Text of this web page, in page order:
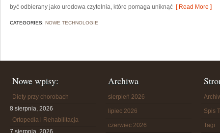
być odbierany jako urodowa czytelnia, które pomaga uniknąć [ Read More ]
CATEGORIES: NOWE TECHNOLOGIE
Nowe wpisy:
Diety przy chorobach
8 sierpnia, 2026
Ortopedia i Rehabilitacja
7 sierpnia, 2026
Archiwa
sierpień 2026
lipiec 2026
czerwiec 2026
Spis
Tagi